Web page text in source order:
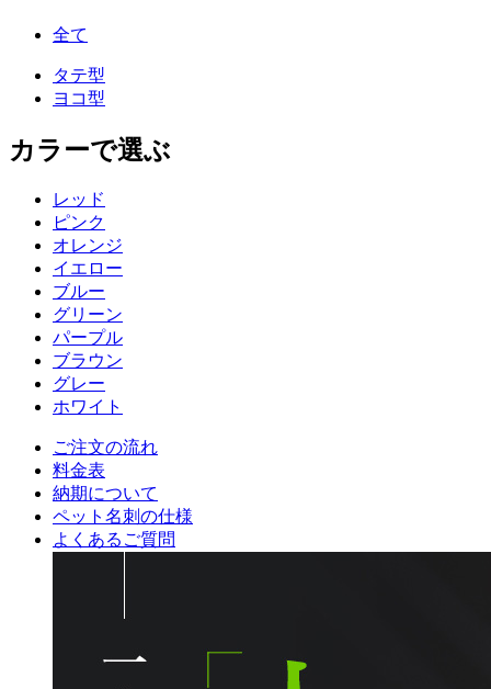
全て
タテ型
ヨコ型
カラーで選ぶ
レッド
ピンク
オレンジ
イエロー
ブルー
グリーン
パープル
ブラウン
グレー
ホワイト
ご注文の流れ
料金表
納期について
ペット名刺の仕様
よくあるご質問